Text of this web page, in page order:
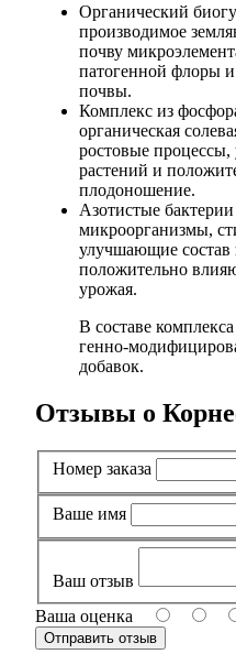
Органический
производимое
почву
патогенной флоры
почвы.
Комплекс из
органическая
ростовые
растений и
плодоношение.
Азотистые
микроорганизмы,
улучшающие состав
положительно
урожая.
В составе
генно-
добавок.
Отзывы о
Номер заказа
Ваше имя
Ваш отзыв
Ваша оценка